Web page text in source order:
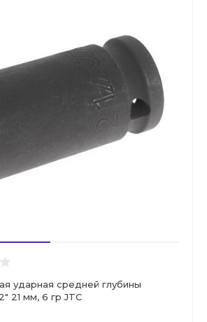
ударная средней глубины
21 мм, 6 гр JTC